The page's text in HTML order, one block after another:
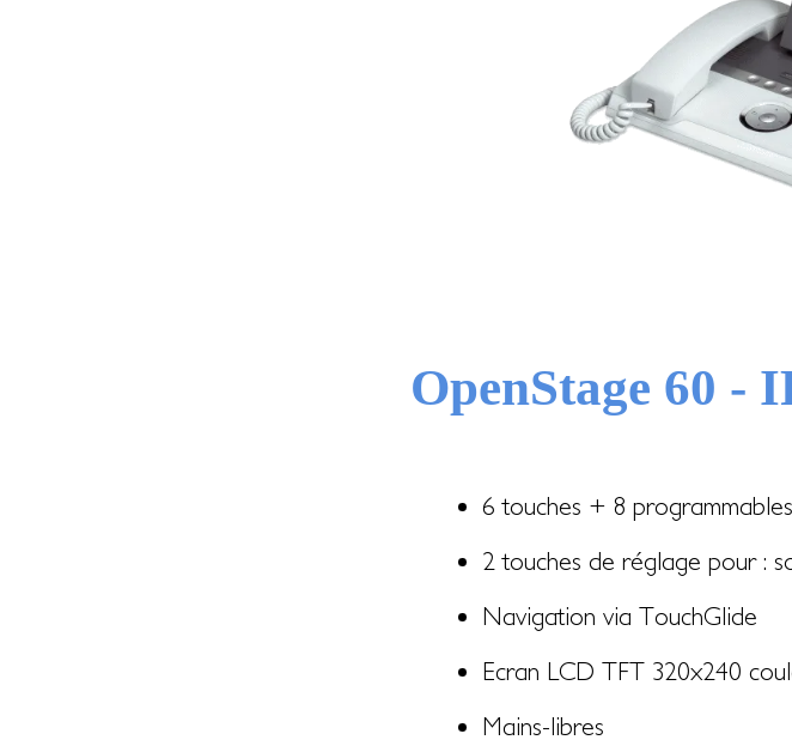
OpenStage 60 -
6 touches + 8
2 touches de réglage pour :
Navigation via TouchGlide
Ecran LCD TFT 320x240
Mains-libres